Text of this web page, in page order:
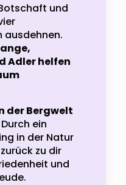
und
ausdehnen.
Adler helfen
der Bergwelt
ein
in der Natur
zu dir
und